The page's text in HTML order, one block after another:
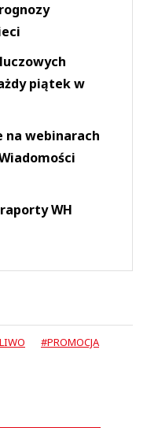
piątek w
na webinarach
WH
#PROMOCJA